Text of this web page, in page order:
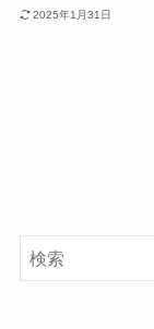
2025年1月31日